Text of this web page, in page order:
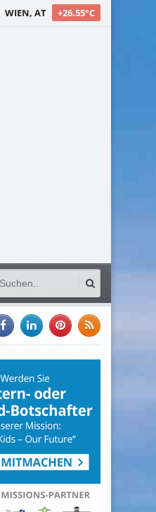
WIEN, AT +26.55°C